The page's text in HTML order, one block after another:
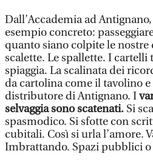
Dall’Accademia ad
esempio concreto:
quanto siano colpite le nostre
scalette. Le spallette. I
spiaggia. La scalinata dei
da cartolina come il tavolino
distributore di Antignano. I
selvaggia sono scatenati. Si
spasmodico. Si sfotte con
cubitali. Così si urla l’amore.
Imbrattando. Spazi pubblici